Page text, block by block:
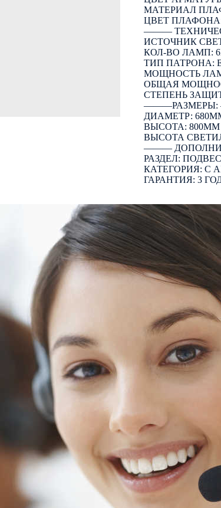
МАТЕРИАЛ
ЦВЕТ
―――
ИСТОЧНИК
КОЛ-ВО ЛАМП:
ТИП ПАТРОНА:
МОЩНОСТЬ
ОБЩАЯ
СТЕПЕНЬ
ДИАМЕТР:
ВЫСОТА: 800ММ
ВЫСОТА
―――
РАЗДЕЛ:
КАТЕГОРИЯ: С
ГАРАНТИЯ: 3